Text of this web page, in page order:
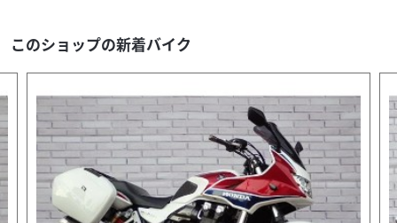
このショップの新着バイク